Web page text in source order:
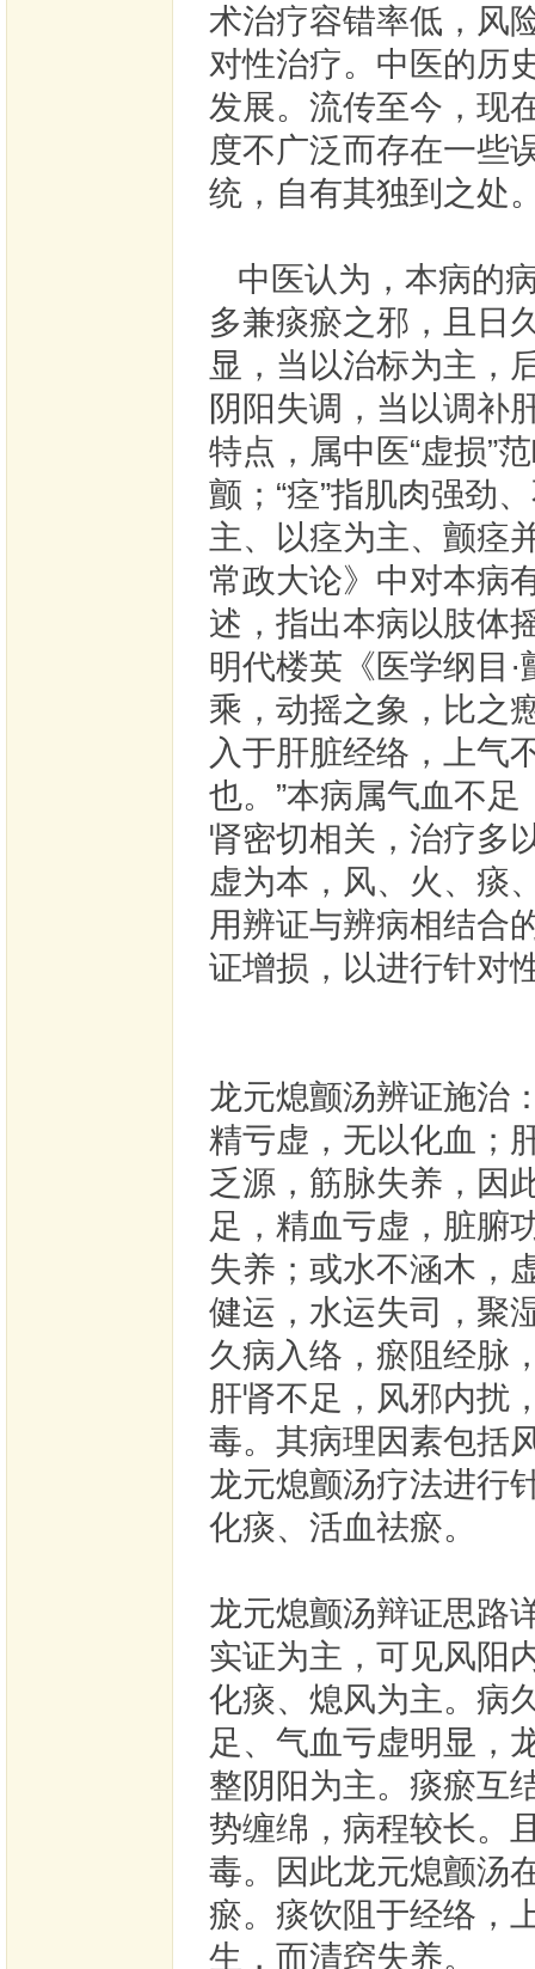
术治疗容错率低，风
对性治疗。中医的历
发展。流传至今，现
度不广泛而存在一些
统，自有其独到之处
中医认为，本病的
多兼痰瘀之邪，且日
显，当以治标为主，
阴阳失调，当以调补
特点，属中医“虚损”
颤；“痉”指肌肉强劲
主、以痉为主、颤痉
常政大论》中对本病
述，指出本病以肢体
明代楼英《医学纲目
乘，动摇之象，比之
入于肝脏经络，上气
也。”本病属气血不
肾密切相关，治疗多
虚为本，风、火、痰
用辨证与辨病相结合
证增损，以进行针对
龙元熄颤汤辨证施治
精亏虚，无以化血；
乏源，筋脉失养，因
足，精血亏虚，脏腑
失养；或水不涵木，
健运，水运失司，聚
久病入络，瘀阻经脉
肝肾不足，风邪内扰
毒。其病理因素包括
龙元熄颤汤疗法进行
化痰、活血祛瘀。
龙元熄颤汤辩证思路
实证为主，可见风阳
化痰、熄风为主。病
足、气血亏虚明显，
整阴阳为主。痰瘀互
势缠绵，病程较长。
毒。因此龙元熄颤汤
瘀。痰饮阻于经络，
生，而清窍失养。